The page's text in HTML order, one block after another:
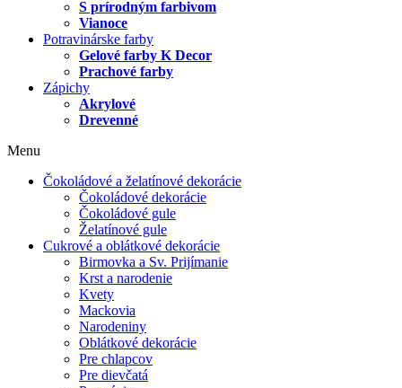
S prírodným farbivom
Vianoce
Potravinárske farby
Gelové farby K Decor
Prachové farby
Zápichy
Akrylové
Drevenné
Menu
Čokoládové a želatínové dekorácie
Čokoládové dekorácie
Čokoládové gule
Želatínové gule
Cukrové a oblátkové dekorácie
Birmovka a Sv. Prijímanie
Krst a narodenie
Kvety
Mackovia
Narodeniny
Oblátkové dekorácie
Pre chlapcov
Pre dievčatá